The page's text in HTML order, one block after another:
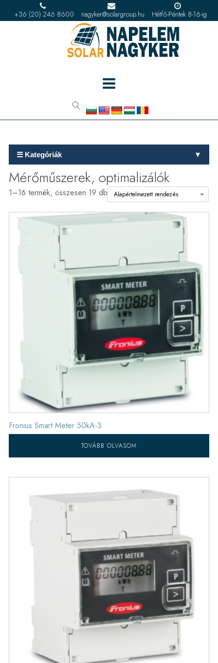
+36 (20) 246 8600 nagyker@solargroup.hu Hétfő-Péntek 8-16-ig
☰ Kategóriák ▼
Mérőműszerek, optimalizálók
1–16 termék, összesen 19 db
Fronius Smart Meter 50kA-3
TOVÁBB OLVASOM